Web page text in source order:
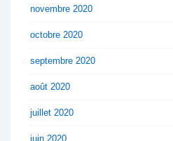
novembre 2020
octobre 2020
septembre 2020
août 2020
juillet 2020
juin 2020